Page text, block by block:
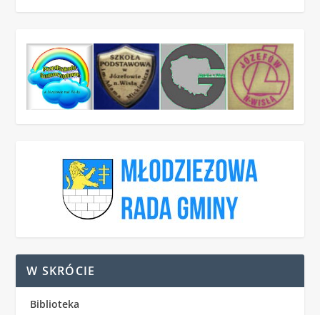
W SKRÓCIE
Biblioteka